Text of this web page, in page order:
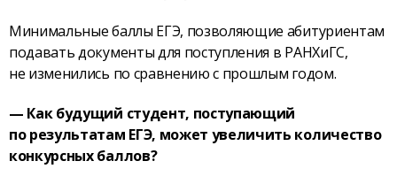
Минимальные баллы ЕГЭ, позволяющие абитуриентам
подавать документы для поступления в РАНХиГС,
не изменились по сравнению с прошлым годом.
— Как будущий студент, поступающий
по результатам ЕГЭ, может увеличить количество
конкурсных баллов?